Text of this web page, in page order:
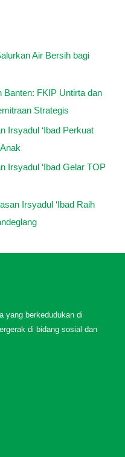
Air Bersih bagi
Banten: FKIP Untirta dan
Strategis
Irsyadul ‘Ibad Perkuat
Irsyadul ‘Ibad Gelar TOP
Irsyadul ‘Ibad Raih
yang berkedudukan di
di bidang sosial dan